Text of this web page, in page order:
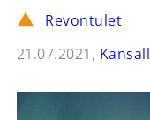
Revontulet
21.07.2021,